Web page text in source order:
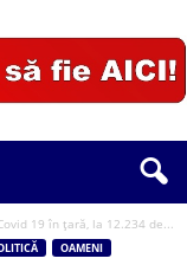
19 în țară, la 12.234 de...
OAMENI